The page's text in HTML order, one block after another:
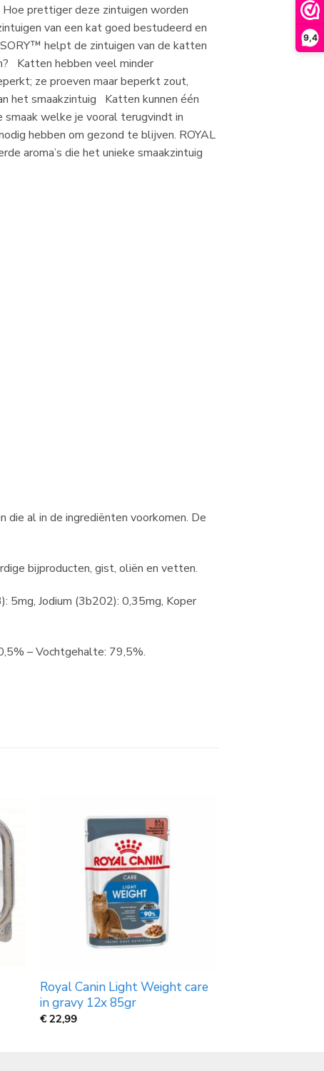
9,4
prettiger deze zintuigen worden
van een kat goed bestudeerd en
helpt de zintuigen van de katten
Katten hebben veel minder
ze proeven maar beperkt zout,
het smaakzintuig Katten kunnen één
smaak welke je vooral terugvindt in
hebben om gezond te blijven. ROYAL
aroma’s die het unieke smaakzintuig
die al in de ingrediënten voorkomen. De
bijproducten, gist, oliën en vetten.
5mg, Jodium (3b202): 0,35mg, Koper
– Vochtgehalte: 79,5%.
Royal Canin Light Weight care
in gravy 12x 85gr
€ 22,99